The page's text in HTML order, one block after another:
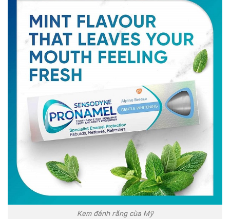
Kem đánh răng cùa Mỹ